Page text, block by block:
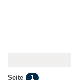
Seite
1